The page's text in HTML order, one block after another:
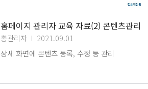
홈페이지 관리자 교육 자료(2) 콘텐츠관리
총관리자
2021.09.01
상세 화면에 콘텐츠 등록, 수정 등 관리